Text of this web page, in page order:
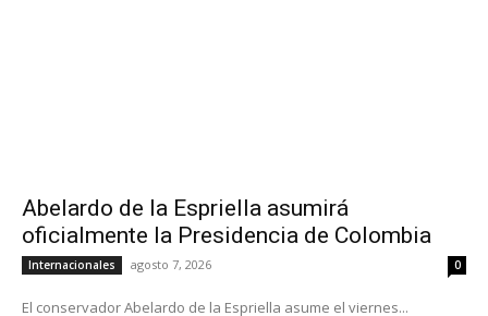
Abelardo de la Espriella asumirá
oficialmente la Presidencia de Colombia
Internacionales agosto 7, 2026 0
El conservador Abelardo de la Espriella asume el viernes...